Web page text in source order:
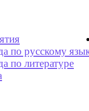
по русскому
по литературе